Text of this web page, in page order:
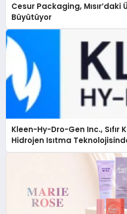
Cesur Packaging, Mısır’daki
Büyütüyor
Kleen-Hy-Dro-Gen Inc., Sıfır
Hidrojen Isıtma
Düzenleyici Onaylarını Aldı